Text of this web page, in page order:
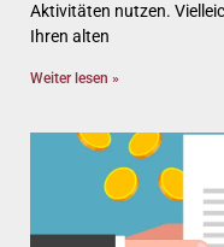
Aktivitäten nutzen.
Ihren alten
Weiter lesen »